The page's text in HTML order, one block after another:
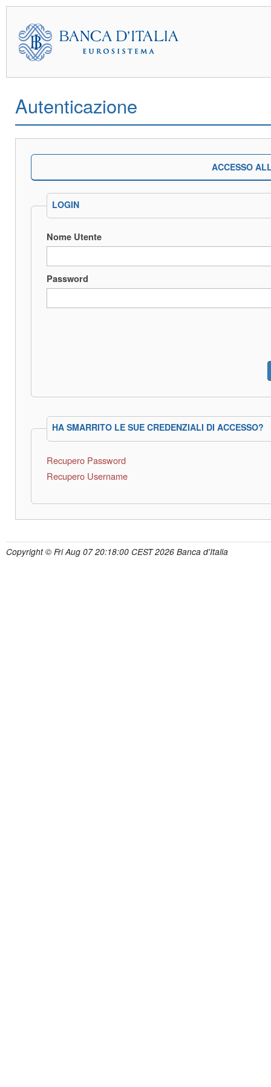
Autenticazione
ACCESSO
LOGIN
Nome Utente
Password
HA SMARRITO LE SUE CREDENZIALI DI ACCESSO?
Recupero Password
Recupero Username
Copyright © Fri Aug 07 20:18:00 CEST 2026 Banca d'Italia